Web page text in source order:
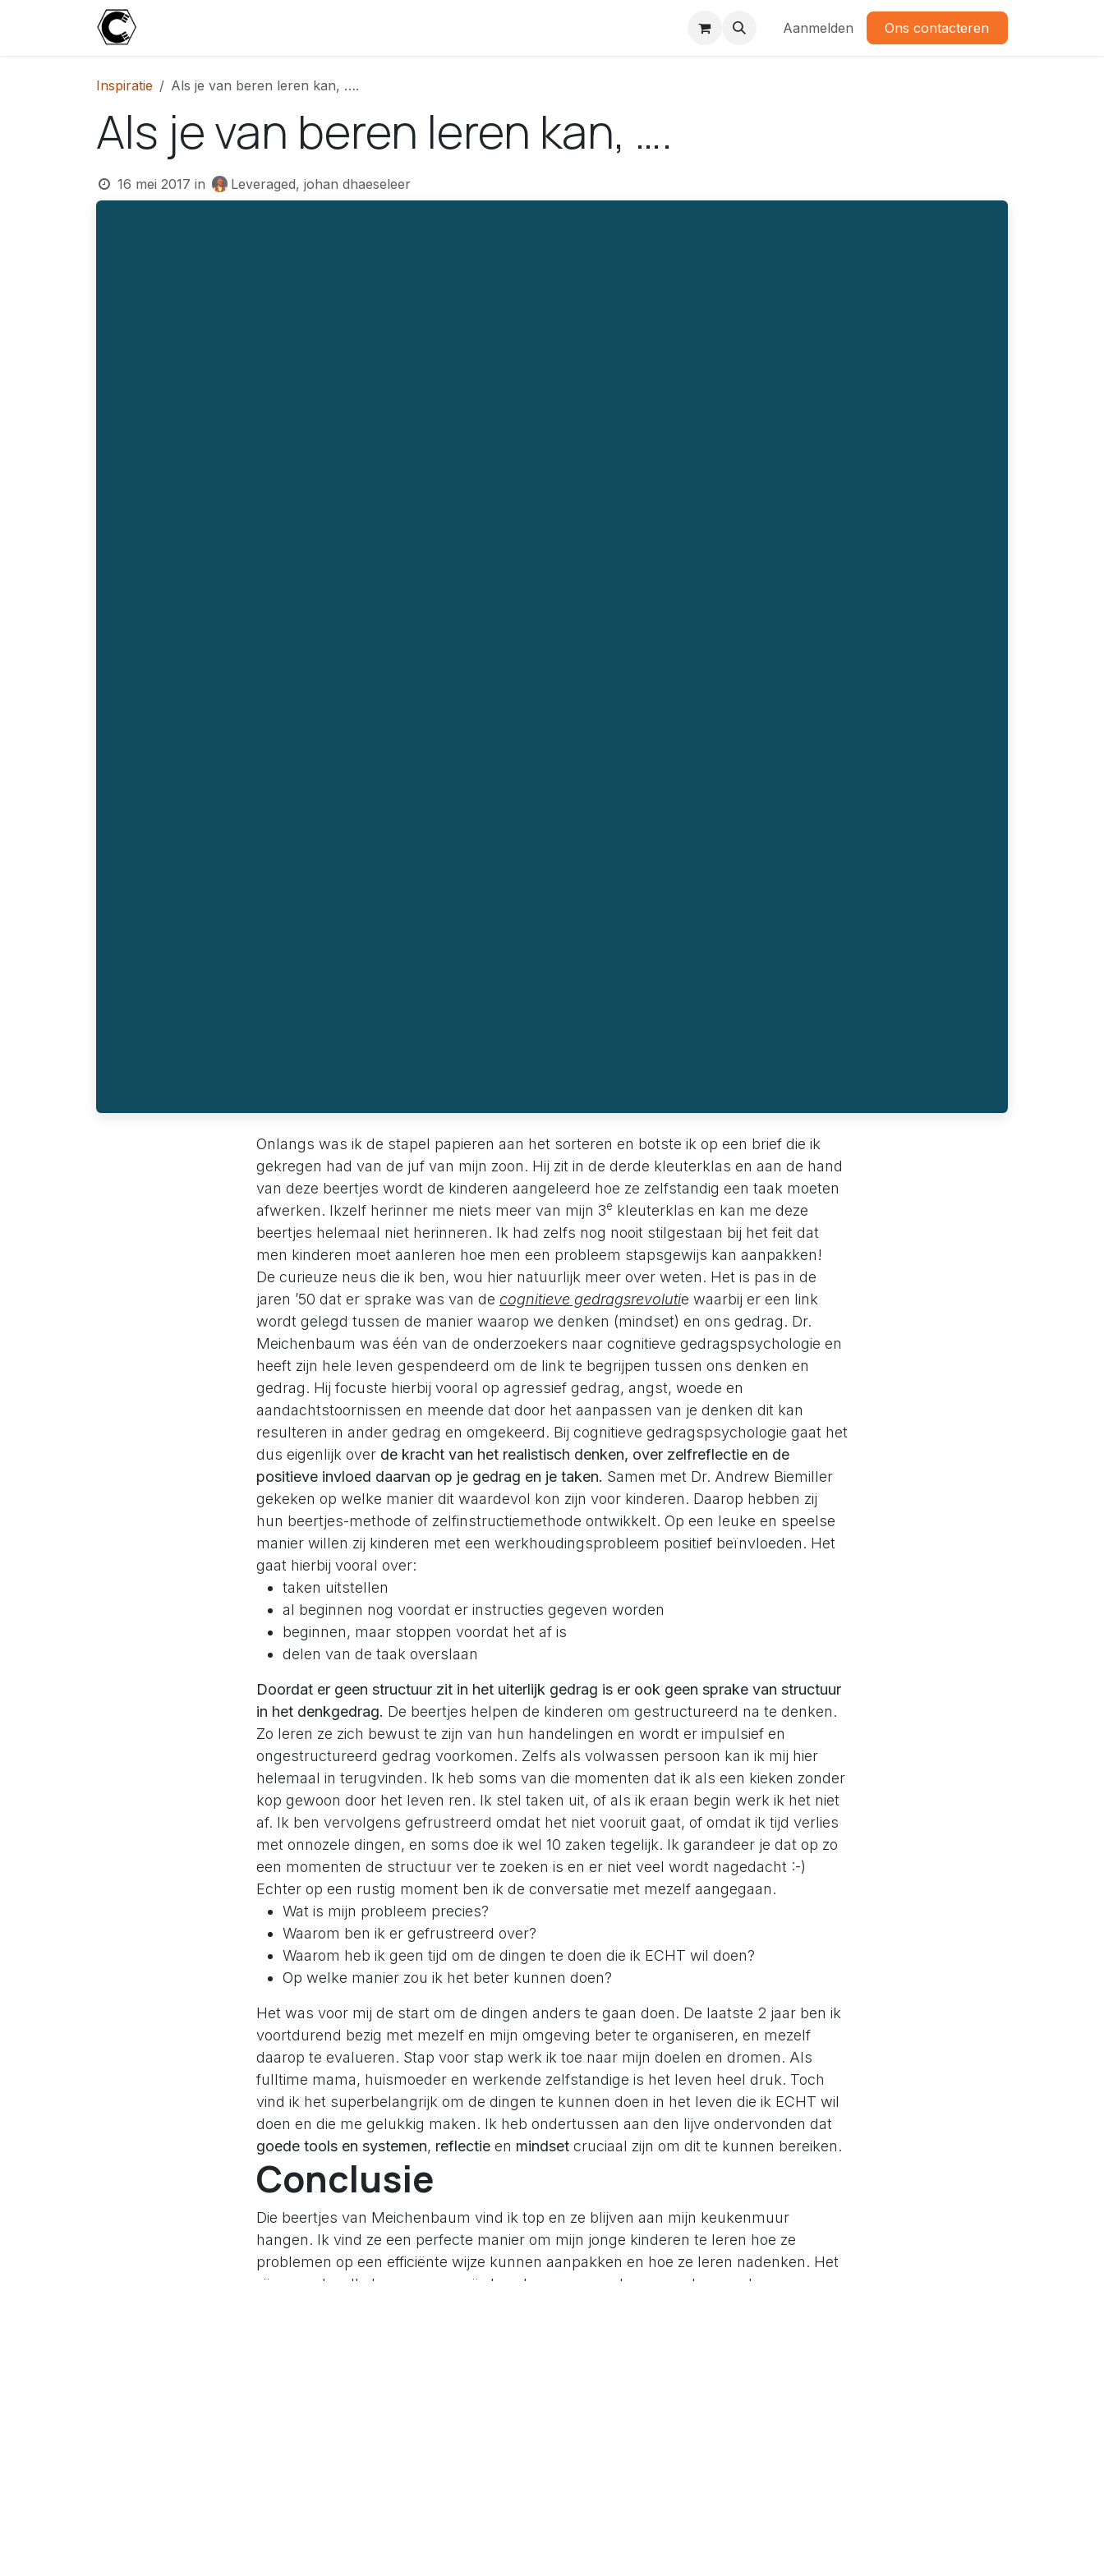
Overslaan naar inhoud
Aanmelden Ons contacteren
Inspiratie Als je van beren leren kan, ….
Als je van beren leren kan, ….
16 mei 2017 in Leveraged, johan dhaeseleer
Onlangs was ik de stapel papieren aan het sorteren en botste ik op een brief die ik
gekregen had van de juf van mijn zoon. Hij zit in de derde kleuterklas en aan de hand
van deze beertjes wordt de kinderen aangeleerd hoe ze zelfstandig een taak moeten
afwerken. Ikzelf herinner me niets meer van mijn 3e kleuterklas en kan me deze
beertjes helemaal niet herinneren. Ik had zelfs nog nooit stilgestaan bij het feit dat
men kinderen moet aanleren hoe men een probleem stapsgewijs kan aanpakken!
De curieuze neus die ik ben, wou hier natuurlijk meer over weten. Het is pas in de
jaren ’50 dat er sprake was van de cognitieve gedragsrevolutie waarbij er een link
wordt gelegd tussen de manier waarop we denken (mindset) en ons gedrag. Dr.
Meichenbaum was één van de onderzoekers naar cognitieve gedragspsychologie en
heeft zijn hele leven gespendeerd om de link te begrijpen tussen ons denken en
gedrag. Hij focuste hierbij vooral op agressief gedrag, angst, woede en
aandachtstoornissen en meende dat door het aanpassen van je denken dit kan
resulteren in ander gedrag en omgekeerd. Bij cognitieve gedragspsychologie gaat het
dus eigenlijk over de kracht van het realistisch denken, over zelfreflectie en de
positieve invloed daarvan op je gedrag en je taken. Samen met Dr. Andrew Biemiller
gekeken op welke manier dit waardevol kon zijn voor kinderen. Daarop hebben zij
hun beertjes-methode of zelfinstructiemethode ontwikkelt. Op een leuke en speelse
manier willen zij kinderen met een werkhoudingsprobleem positief beïnvloeden. Het
gaat hierbij vooral over:
taken uitstellen
al beginnen nog voordat er instructies gegeven worden
beginnen, maar stoppen voordat het af is
delen van de taak overslaan
Doordat er geen structuur zit in het uiterlijk gedrag is er ook geen sprake van structuur
in het denkgedrag. De beertjes helpen de kinderen om gestructureerd na te denken.
Zo leren ze zich bewust te zijn van hun handelingen en wordt er impulsief en
ongestructureerd gedrag voorkomen. Zelfs als volwassen persoon kan ik mij hier
helemaal in terugvinden. Ik heb soms van die momenten dat ik als een kieken zonder
kop gewoon door het leven ren. Ik stel taken uit, of als ik eraan begin werk ik het niet
af. Ik ben vervolgens gefrustreerd omdat het niet vooruit gaat, of omdat ik tijd verlies
met onnozele dingen, en soms doe ik wel 10 zaken tegelijk. Ik garandeer je dat op zo
een momenten de structuur ver te zoeken is en er niet veel wordt nagedacht :-)
Echter op een rustig moment ben ik de conversatie met mezelf aangegaan.
Wat is mijn probleem precies?
Waarom ben ik er gefrustreerd over?
Waarom heb ik geen tijd om de dingen te doen die ik ECHT wil doen?
Op welke manier zou ik het beter kunnen doen?
Het was voor mij de start om de dingen anders te gaan doen. De laatste 2 jaar ben ik
voortdurend bezig met mezelf en mijn omgeving beter te organiseren, en mezelf
daarop te evalueren. Stap voor stap werk ik toe naar mijn doelen en dromen. Als
fulltime mama, huismoeder en werkende zelfstandige is het leven heel druk. Toch
vind ik het superbelangrijk om de dingen te kunnen doen in het leven die ik ECHT wil
doen en die me gelukkig maken. Ik heb ondertussen aan den lijve ondervonden dat
goede tools en systemen, reflectie en mindset cruciaal zijn om dit te kunnen bereiken.
Conclusie
Die beertjes van Meichenbaum vind ik top en ze blijven aan mijn keukenmuur
hangen. Ik vind ze een perfecte manier om mijn jonge kinderen te leren hoe ze
problemen op een efficiënte wijze kunnen aanpakken en hoe ze leren nadenken. Het
zijn waardevolle lessen waar wij als volwassenen ook nog van kunnen leren.